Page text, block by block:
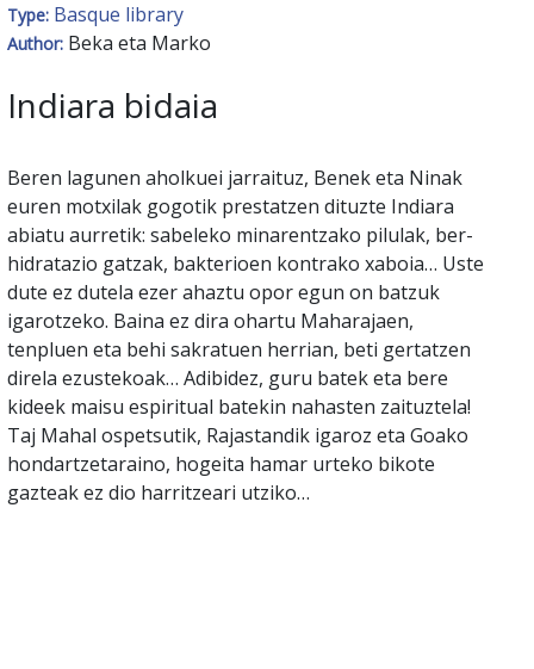
Type: Basque library
Author: Beka eta Marko
Indiara bidaia
Beren lagunen aholkuei jarraituz, Benek eta Ninak
euren motxilak gogotik prestatzen dituzte Indiara
abiatu aurretik: sabeleko minarentzako pilulak, ber-
hidratazio gatzak, bakterioen kontrako xaboia… Uste
dute ez dutela ezer ahaztu opor egun on batzuk
igarotzeko. Baina ez dira ohartu Maharajaen,
tenpluen eta behi sakratuen herrian, beti gertatzen
direla ezustekoak… Adibidez, guru batek eta bere
kideek maisu espiritual batekin nahasten zaituztela!
Taj Mahal ospetsutik, Rajastandik igaroz eta Goako
hondartzetaraino, hogeita hamar urteko bikote
gazteak ez dio harritzeari utziko…